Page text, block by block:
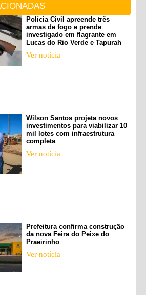
Polícia Civil apreende três
armas de fogo e prende
investigado em flagrante em
Lucas do Rio Verde e Tapurah
Ver notícia
Wilson Santos projeta novos
investimentos para viabilizar 10
mil lotes com infraestrutura
completa
Ver notícia
Prefeitura confirma construção
da nova Feira do Peixe do
Praeirinho
Ver notícia